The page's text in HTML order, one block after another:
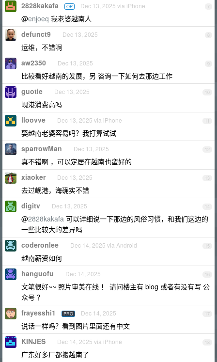
7
2828kakafa OP Dec 13, 2025 via iPhone
@enjoeq 我老婆越南人
8
defunct9 Dec 13, 2025
运维，不错啊
9
aw2350 Dec 13, 2025
比较看好越南的发展，另 咨询一下如何去那边工作
10
guotie Dec 13, 2025
岘港消费高吗
11
lloovve Dec 13, 2025 via iPhone
娶越南老婆容易吗？我打算试试
12
sparrowMan Dec 13, 2025
真不错啊 ，可以定居在越南也蛮好的
13
xiaoker Dec 13, 2025
去过岘港，海确实不错
14
digitv Dec 13, 2025
@2828kakafa 可以详细说一下那边的风俗习惯，和我们这边的
一些比较大的差异吗
15
coderonlee Dec 14, 2025 via Android
越南薪资如何
16
hanguofu Dec 14, 2025
文笔很好~~ 照片审美在线 ！ 请问楼主有 blog 或者有没有写 公
众号 ？
17
frayesshi1 PRO Dec 14, 2025
说话一样吗？看到图片里面还有中文
18
KINJES Dec 14, 2025 via iPhone
广东好多厂都搬越南了